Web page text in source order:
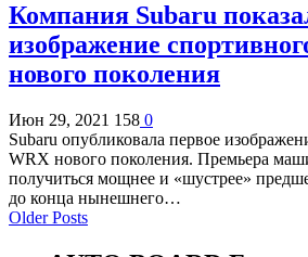
Компания Subaru
изображение
нового поколения
Июн 29, 2021 158 0
Subaru опубликовала первое
WRX нового поколения. Премьера
получиться мощнее и «шустрее»
до конца нынешнего…
Older Posts